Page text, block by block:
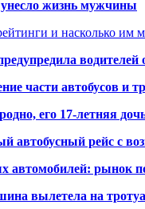
жизнь мужчины
и насколько им
водителей
части автобусов и
его 17-летняя
автобусный рейс с
рынок
вылетела на